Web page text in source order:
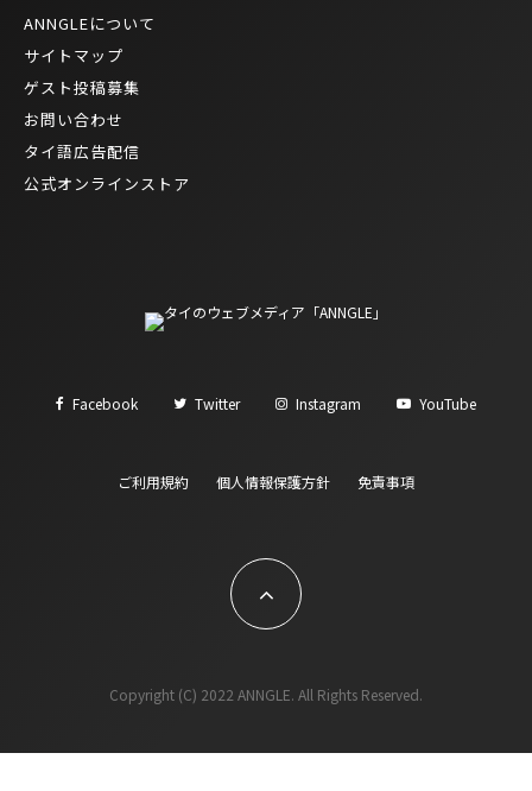
ANNGLEについて
サイトマップ
ゲスト投稿募集
お問い合わせ
タイ語広告配信
公式オンラインストア
Facebook Twitter Instagram YouTube
ご利用規約 個人情報保護方針 免責事項
Copyright (C) 2022 ANNGLE. All Rights Reserved.